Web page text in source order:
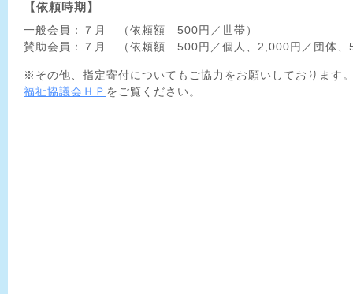
【依頼時期】
一般会員：７月 （依頼額 500円／世帯）
賛助会員：７月 （依頼額 500円／個人、2,000円／団体、
※その他、指定寄付についてもご協力をお願いしております
福祉協議会ＨＰ をご覧ください。